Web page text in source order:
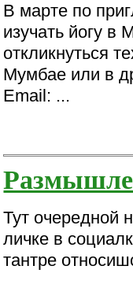
В марте по
изучать йогу
откликнуться
Мумбае или в
Email: ...
Тут очередной
личке в
тантре